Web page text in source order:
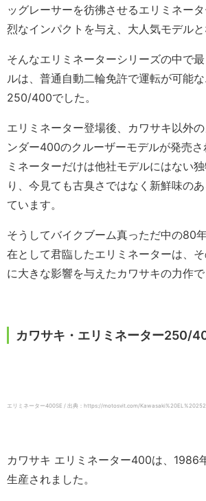
ッグレーサーを彷彿させるエリミネー
烈なインパクトを与え、大人気モデルと
そんなエリミネーターシリーズの中で
ルは、普通自動二輪免許で運転が可能
250/400でした。
エリミネーター登場後、カワサキ以外
ンダー400のクルーザーモデルが発売さ
ミネーターだけは他社モデルにはない
り、今見ても古臭さではなく新鮮味の
ています。
そうしてバイクブーム真っただ中の80
在として君臨したエリミネーターは、
に大きな影響を与えたカワサキの力作で
カワサキ・エリミネーター250/
エリミネーター400SE / 出典：https://motosvit.com/
カワサキ エリミネーター400は、1986
生産されました。